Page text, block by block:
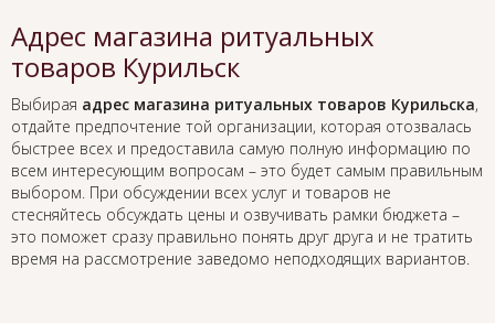
Адрес магазина ритуальных
товаров Курильск
Выбирая адрес магазина ритуальных товаров Курильска,
отдайте предпочтение той организации, которая отозвалась
быстрее всех и предоставила самую полную информацию по
всем интересующим вопросам – это будет самым правильным
выбором. При обсуждении всех услуг и товаров не
стесняйтесь обсуждать цены и озвучивать рамки бюджета –
это поможет сразу правильно понять друг друга и не тратить
время на рассмотрение заведомо неподходящих вариантов.